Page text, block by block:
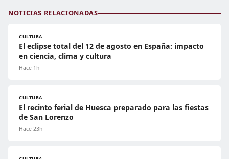
NOTICIAS RELACIONADAS
CULTURA
El eclipse total del 12 de agosto en España: impacto
en ciencia, clima y cultura
Hace 1h
CULTURA
El recinto ferial de Huesca preparado para las fiestas
de San Lorenzo
Hace 23h